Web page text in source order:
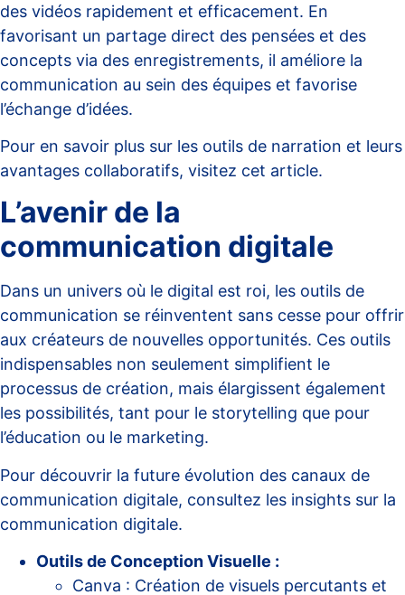
des vidéos rapidement et efficacement. En
favorisant un partage direct des pensées et des
concepts via des enregistrements, il améliore la
communication au sein des équipes et favorise
l’échange d’idées.
Pour en savoir plus sur les outils de narration et leurs
avantages collaboratifs, visitez cet article.
L’avenir de la
communication digitale
Dans un univers où le digital est roi, les outils de
communication se réinventent sans cesse pour offrir
aux créateurs de nouvelles opportunités. Ces outils
indispensables non seulement simplifient le
processus de création, mais élargissent également
les possibilités, tant pour le storytelling que pour
l’éducation ou le marketing.
Pour découvrir la future évolution des canaux de
communication digitale, consultez les insights sur la
communication digitale.
Outils de Conception Visuelle :
Canva : Création de visuels percutants et